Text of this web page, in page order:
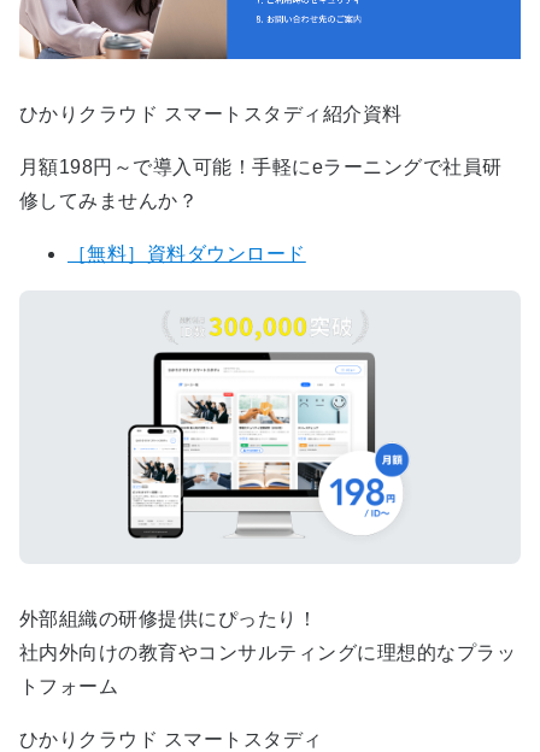
ひかりクラウド スマートスタディ紹介資料
月額198円～で導入可能！手軽にeラーニングで社員研
修してみませんか？
［無料］資料ダウンロード
外部組織の研修提供にぴったり！
社内外向けの教育やコンサルティングに理想的なプラッ
トフォーム
ひかりクラウド スマートスタディ